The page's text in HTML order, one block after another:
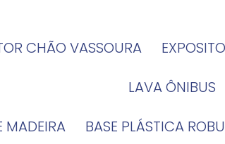
CHÃO VASSOURA
LAVA ÔNIBUS
MADEIRA
BASE PLÁSTICA